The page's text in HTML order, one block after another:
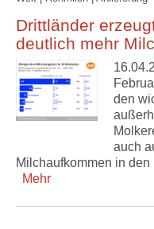
Drittländer
deutlich mehr
den
auch
Milchaufkommen in
Mehr